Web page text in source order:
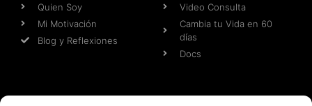
Quien Soy
Mi Motivación
Blog y Reflexiones
Video Consulta
Cambia tu Vida en 60
días
Docs